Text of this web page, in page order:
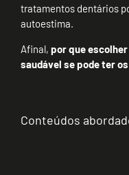
tratamentos dentários
autoestima.
Afinal, por que
saudável se pode ter
Conteúdos